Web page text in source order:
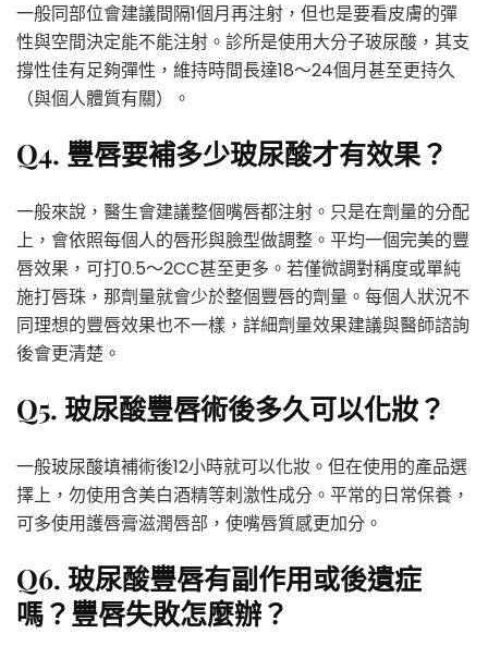
一般同部位會建議間隔1個月再注射，但也是要看皮膚的彈
性與空間決定能不能注射。診所是使用大分子玻尿酸，其支
撐性佳有足夠彈性，維持時間長達18～24個月甚至更持久
（與個人體質有關）。
Q4. 豐唇要補多少玻尿酸才有效果？
一般來說，醫生會建議整個嘴唇都注射。只是在劑量的分配
上，會依照每個人的唇形與臉型做調整。平均一個完美的豐
唇效果，可打0.5～2CC甚至更多。若僅微調對稱度或單純
施打唇珠，那劑量就會少於整個豐唇的劑量。每個人狀況不
同理想的豐唇效果也不一樣，詳細劑量效果建議與醫師諮詢
後會更清楚。
Q5. 玻尿酸豐唇術後多久可以化妝？
一般玻尿酸填補術後12小時就可以化妝。但在使用的產品選
擇上，勿使用含美白酒精等刺激性成分。平常的日常保養，
可多使用護唇膏滋潤唇部，使嘴唇質感更加分。
Q6. 玻尿酸豐唇有副作用或後遺症
嗎？豐唇失敗怎麼辦？